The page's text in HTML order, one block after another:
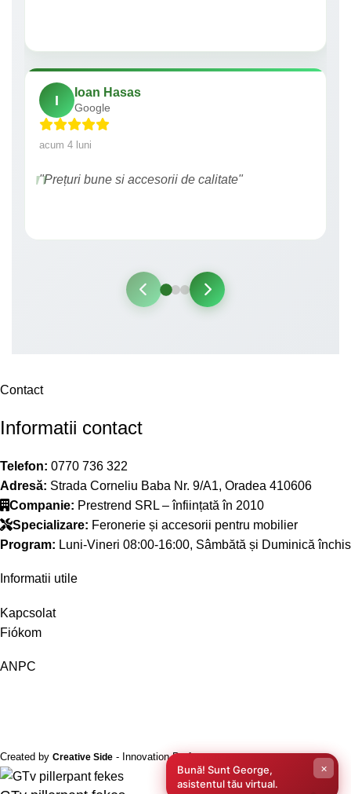
I
Ioan Hasas
Google
acum 4 luni
"Prețuri bune si accesorii de calitate"
Contact
Informatii contact
Telefon: 0770 736 322
Adresă: Strada Corneliu Baba Nr. 9/A1, Oradea 410606
Companie: Prestrend SRL – înființată în 2010
Specializare: Feronerie și accesorii pentru mobilier
Program: Luni-Vineri 08:00-16:00, Sâmbătă și Duminică închis
Informatii utile
Kapcsolat
Fiókom
ANPC
Created by Creative Side - Innovation Performance
Bună! Sunt George,
asistentul tău virtual.
×